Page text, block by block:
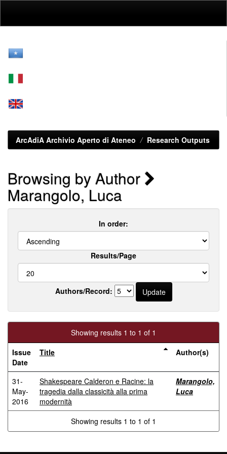
ArcAdiA Archivio Aperto di Ateneo Research Outputs
Browsing by Author
Marangolo, Luca
In order:
Results/Page
Authors/Record:
Showing results 1 to 1 of 1
Issue
Date
Title Author(s)
31-
May-
2016
Shakespeare Calderon e Racine: la
tragedia dalla classicità alla prima
modernità
Marangolo,
Luca
Showing results 1 to 1 of 1